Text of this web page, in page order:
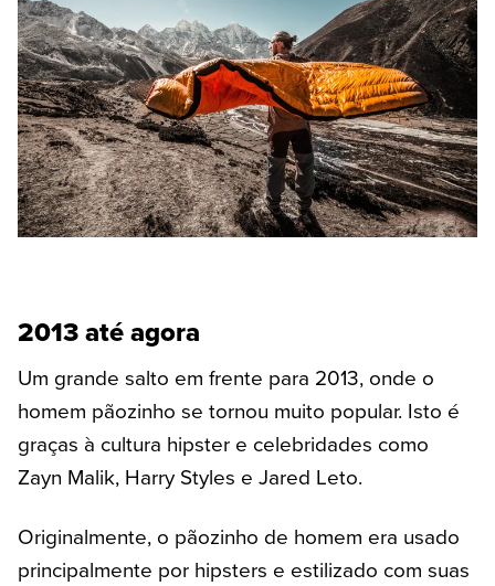
2013 até agora
Um grande salto em frente para 2013, onde o
homem pãozinho se tornou muito popular. Isto é
graças à cultura hipster e celebridades como
Zayn Malik, Harry Styles e Jared Leto.
Originalmente, o pãozinho de homem era usado
principalmente por hipsters e estilizado com suas